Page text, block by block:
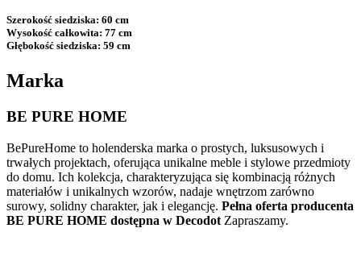
Szerokość siedziska: 60 cm
Wysokość całkowita: 77 cm
Głębokość siedziska: 59 cm
Marka
BE PURE HOME
BePureHome to holenderska marka o prostych, luksusowych i
trwałych projektach, oferująca unikalne meble i stylowe przedmioty
do domu. Ich kolekcja, charakteryzująca się kombinacją różnych
materiałów i unikalnych wzorów, nadaje wnętrzom zarówno
surowy, solidny charakter, jak i elegancję. Pełna oferta producenta
BE PURE HOME dostępna w Decodot Zapraszamy.